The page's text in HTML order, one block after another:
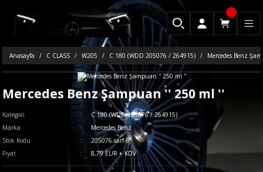
Anasayfa C CLASS W205 C 180 (WDD 205076 / 264915) Mercedes Benz
Mercedes Benz Şampuan '' 250 ml ''
Kategori
C 180 (WDD 205076 / 264915)
Marka
Mercedes Benz
Stok Kodu
205076-sarf-9
Fiyat
8,79 EUR + KDV